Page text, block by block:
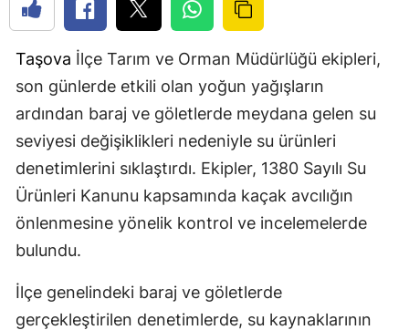
Taşova İlçe Tarım ve Orman Müdürlüğü ekipleri,
son günlerde etkili olan yoğun yağışların
ardından baraj ve göletlerde meydana gelen su
seviyesi değişiklikleri nedeniyle su ürünleri
denetimlerini sıklaştırdı. Ekipler, 1380 Sayılı Su
Ürünleri Kanunu kapsamında kaçak avcılığın
önlenmesine yönelik kontrol ve incelemelerde
bulundu.
İlçe genelindeki baraj ve göletlerde
gerçekleştirilen denetimlerde, su kaynaklarının